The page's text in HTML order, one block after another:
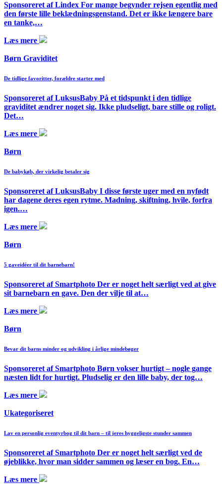
Sponsoreret af Lindex For mange begynder rejsen egentlig med
den første lille beklædningsgenstand. Det er ikke længere bare
en tanke,…
Læs mere
Børn Graviditet
De tidlige favoritter, forældre starter med
Sponsoreret af LuksusBaby På et tidspunkt i den tidlige
graviditet ændrer noget sig. Ikke pludseligt, bare stille og roligt.
Det…
Læs mere
Børn
De babykøb, der virkelig betaler sig
Sponsoreret af LuksusBaby I disse første uger med en nyfødt
har dagene deres egen rytme. Madning, skiftning, hvile, forfra
igen.…
Læs mere
Børn
5 gaveidéer til dit barnebarn!
Sponsoreret af Smartphoto Der er noget helt særligt ved at give
sit barnebarn en gave. Den der vilje til at…
Læs mere
Børn
Bevar dit barns minder og udvikling i årlige mindebøger
Sponsoreret af Smartphoto Børn vokser hurtigt – nogle gange
næsten lidt for hurtigt. Pludselig er den lille baby, der tog…
Læs mere
Ukategoriseret
Lav en personlig eventyrbog til dit barn – til jeres hyggeligste stunder sammen
Sponsoreret af Smartphoto Der er noget helt særligt ved de
øjeblikke, hvor man sidder sammen og læser en bog. En…
Læs mere